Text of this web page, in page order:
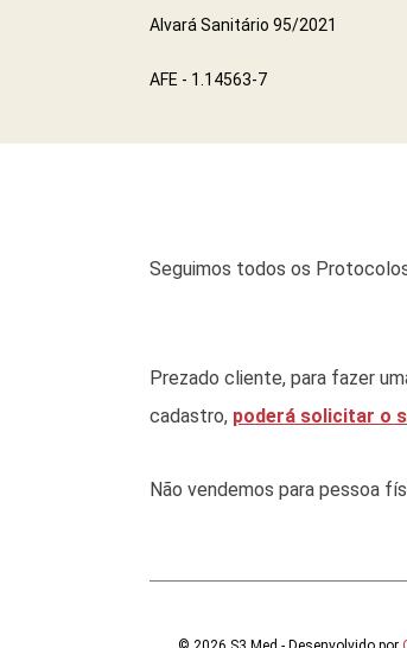
Alvará Sanitário 95/2021
AFE - 1.14563-7
Seguimos todos os
Prezado cliente, para fazer
cadastro, poderá solicitar o
Não vendemos para pessoa